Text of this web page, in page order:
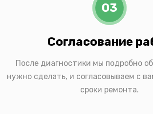
03
Согласование
После диагностики мы подробно
нужно сделать, и согласовываем с
сроки ремонта.